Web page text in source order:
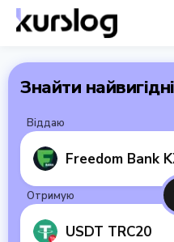
Знайти
Віддаю
Freedom Bank
Отримую
USDT TRC20